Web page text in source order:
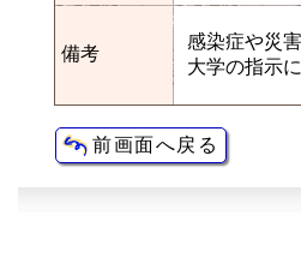
備考
感染症や災
大学の指示